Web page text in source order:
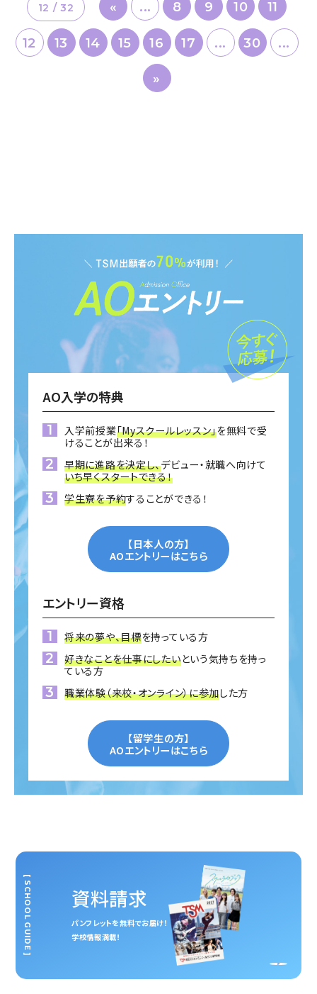
12 / 32 « ... 8 9 10 11
12 13 14 15 16 17 ... 30 ...
»
AO入学の特典
入学前授業「Myスクールレッスン」を無料で受
けることが出来る！
早期に進路を決定し、デビュー・就職へ向けて
いち早くスタートできる！
学生寮を予約することができる！
【日本人の方】
AOエントリーはこちら
エントリー資格
将来の夢や、目標を持っている方
好きなことを仕事にしたいという気持ちを持っ
ている方
職業体験（来校・オンライン）に参加した方
【留学生の方】
AOエントリーはこちら
資料請求
パンフレットを無料でお届け！
学校情報満載！
[ SCHOOL GUIDE ]